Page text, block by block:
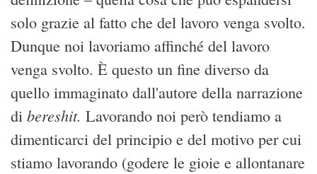
solo grazie al fatto che del lavoro venga svolto.
Dunque noi lavoriamo affinché del lavoro
venga svolto. È questo un fine diverso da
quello immaginato dall'autore della narrazione
di bereshit. Lavorando noi però tendiamo a
dimenticarci del principio e del motivo per cui
stiamo lavorando (godere le gioie e allontanare